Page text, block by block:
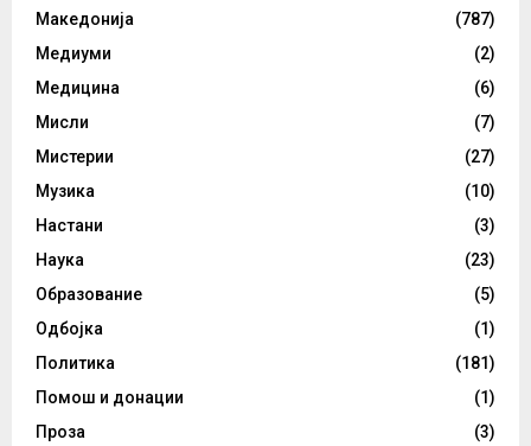
Македонија
(787)
Медиуми
(2)
Медицина
(6)
Мисли
(7)
Мистерии
(27)
Музика
(10)
Настани
(3)
Наука
(23)
Образование
(5)
Одбојка
(1)
Политика
(181)
Помош и донации
(1)
Проза
(3)